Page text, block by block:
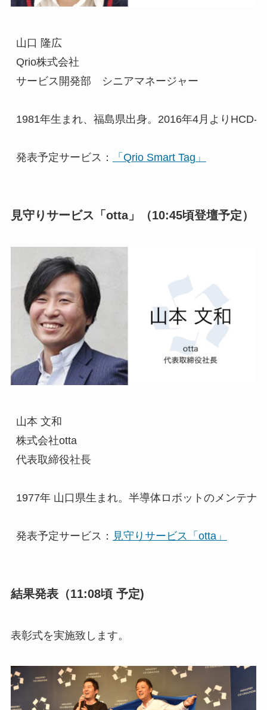
山口 隆広
Qrio株式会社
サービス開発部　シニアマネージャー
1981年生まれ、福島県出身。2016年4月よりHCD-
発表予定サービス： 「Qrio Smart Tag」
見守りサービス「otta」（10:45頃登壇予定）
山本 文和
株式会社otta
代表取締役社長
1977年 山口県生まれ。半導体ロボットのメンテナ
発表予定サービス： 見守りサービス「otta」
結果発表（11:08頃 予定)
表彰式を実施致します。